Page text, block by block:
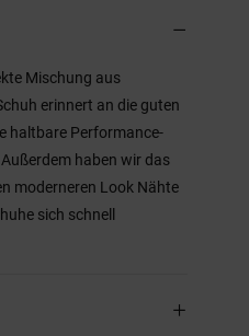
Mischung aus
erinnert an die guten
haltbare Performance-
haben wir das
moderneren Look Nähte
sich schnell